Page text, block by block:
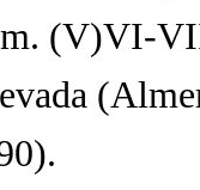
m. (V)VI-